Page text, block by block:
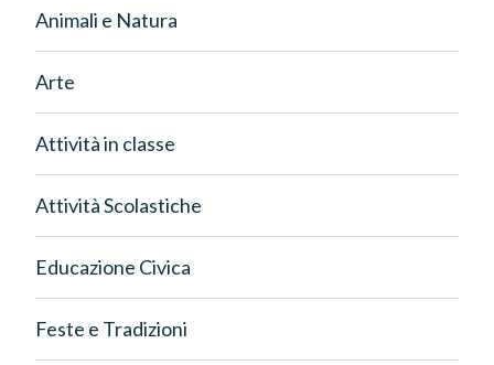
Animali e Natura
Arte
Attività in classe
Attività Scolastiche
Educazione Civica
Feste e Tradizioni